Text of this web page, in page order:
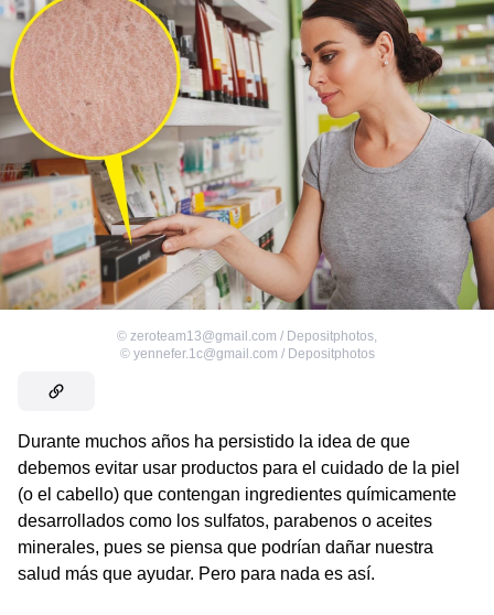
© zeroteam13@gmail.com / Depositphotos,
© yennefer.1c@gmail.com / Depositphotos
Durante muchos años ha persistido la idea de que
debemos evitar usar productos para el cuidado de la piel
(o el cabello) que contengan ingredientes químicamente
desarrollados como los sulfatos, parabenos o aceites
minerales, pues se piensa que podrían dañar nuestra
salud más que ayudar. Pero para nada es así.